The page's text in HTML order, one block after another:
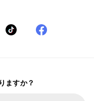
ますか？